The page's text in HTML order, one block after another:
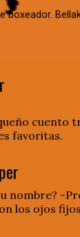
boxeador.
cuento
favoritas.
nombre? -
los ojos